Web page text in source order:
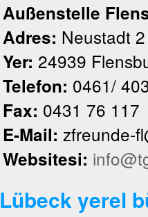
Außenstelle
Adres: Neustadt 2
Yer: 24939
Telefon: 0461/
Fax: 0431 76 117
E-Mail: zfreunde-
Websitesi:
Lübeck yerel